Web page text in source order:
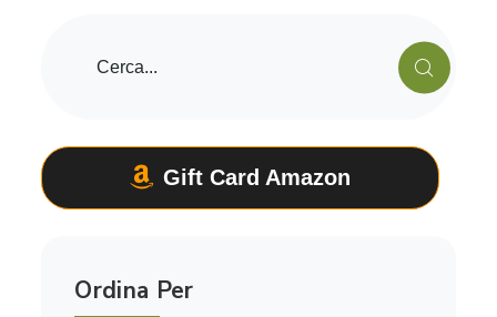
Gift Card Amazon
Ordina Per